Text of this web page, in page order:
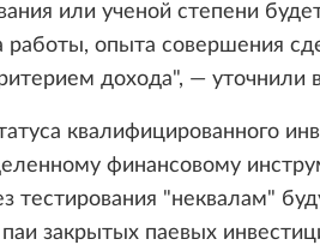
или ученой степени
работы, опыта совершения
дохода", — уточнили
квалифицированного
финансовому
тестирования "неквалам"
закрытых паевых